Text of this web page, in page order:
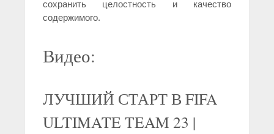
сохранить целостность и качество
содержимого.
Видео:
ЛУЧШИЙ СТАРТ В FIFA
ULTIMATE TEAM 23 |